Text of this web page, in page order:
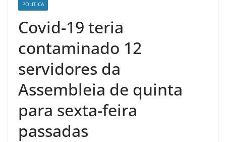
POLITICA
Covid-19 teria
contaminado 12
servidores da
Assembleia de quinta
para sexta-feira
passadas